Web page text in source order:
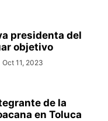
presidenta del
objetivo
Oct 11, 2023
de la
en Toluca